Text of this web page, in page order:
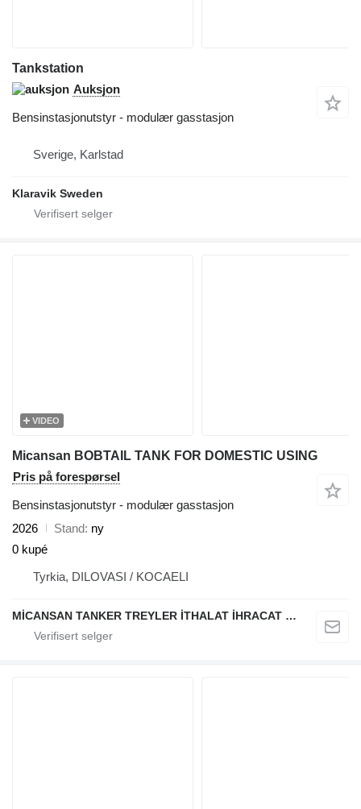
Tankstation
Auksjon
Bensinstasjonutstyr - modulær gasstasjon
Sverige, Karlstad
Klaravik Sweden
VIDEO
Micansan BOBTAIL TANK FOR DOMESTIC USING
Pris på forespørsel
Bensinstasjonutstyr - modulær gasstasjon
2026
Stand ny
0 kupé
Tyrkia, DILOVASI / KOCAELI
MİCANSAN TANKER TREYLER İTHALAT İHRACAT SAN.TİC.LTD.ŞTİ.